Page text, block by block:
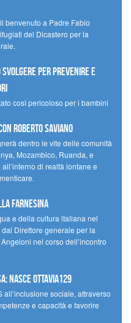
benvenuto a Padre Fabio
del Dicastero per la
svolgere per prevenire e
così pericoloso per i bambini
con Roberto Saviano
dentro le vite delle comunità
Mozambico, Ruanda, e
di realtà lontane e
Farnesina
e della cultura italiana nel
Direttore generale per la
nel corso dell’incontro
nasce Ottavia129
sociale, attraverso
e capacità e favorire